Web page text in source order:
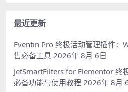
最近更新
Eventin Pro 终极活动管理插件：
售必备工具 2026年 8月 6日
JetSmartFilters for Elementor 终
必备功能与使用教程 2026年 8月